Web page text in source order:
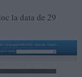
la data de 29